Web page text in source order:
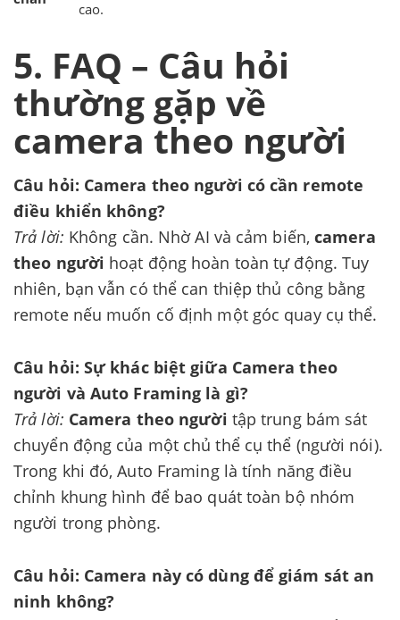
cao.
5. FAQ – Câu hỏi
thường gặp về
camera theo người
Câu hỏi: Camera theo người có cần remote
điều khiển không?
Trả lời: Không cần. Nhờ AI và cảm biến,camera
theo người hoạt động hoàn toàn tự động. Tuy
nhiên, bạn vẫn có thể can thiệp thủ công bằng
remote nếu muốn cố định một góc quay cụ thể.
Câu hỏi: Sự khác biệt giữa Camera theo
người và Auto Framing là gì?
Trả lời: Camera theo người tập trung bám sát
chuyển động của một chủ thể cụ thể (người nói).
Trong khi đó, Auto Framing là tính năng điều
chỉnh khung hình để bao quát toàn bộ nhóm
người trong phòng.
Câu hỏi: Camera này có dùng để giám sát an
ninh không?